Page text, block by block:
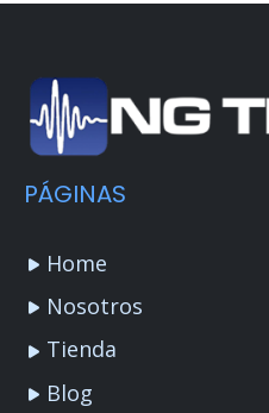
PÁGINAS
Home
Nosotros
Tienda
Blog